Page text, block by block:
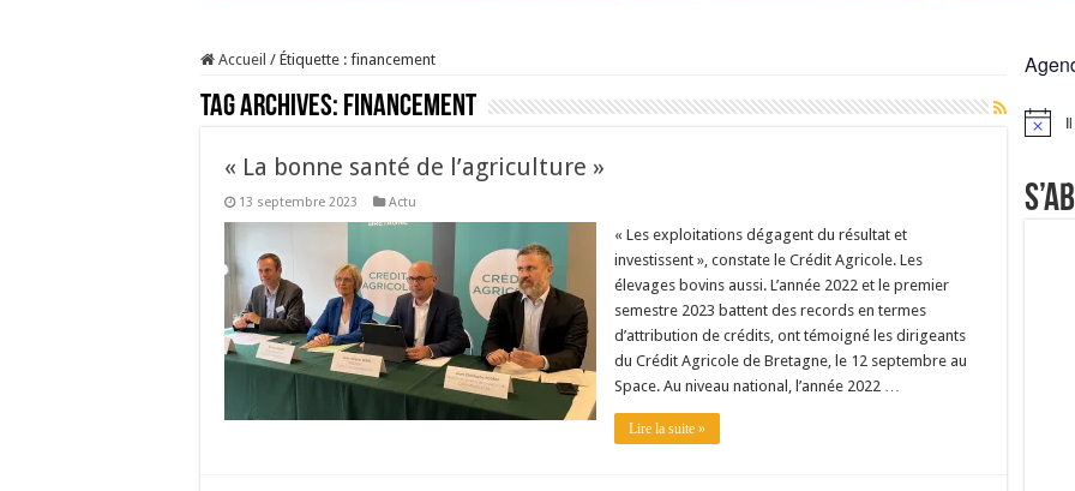
Sécheresse : les éleveurs réclament des expertises de terrain
À l’est, un nouveau virus
Accueil / Étiquette : financement
Tag Archives: financement
« La bonne santé de l’agriculture »
13 septembre 2023 Actu
« Les exploitations dégagent du résultat et
investissent », constate le Crédit Agricole. Les
élevages bovins aussi. L’année 2022 et le premier
semestre 2023 battent des records en termes
d’attribution de crédits, ont témoigné les dirigeants
du Crédit Agricole de Bretagne, le 12 septembre au
Space. Au niveau national, l’année 2022 …
Lire la suite »
Notice